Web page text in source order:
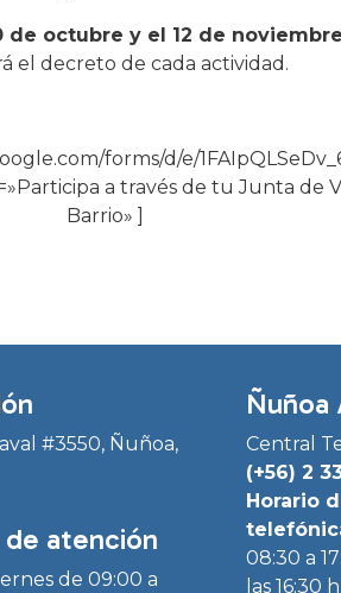
octubre y el 12 de
el decreto de cada actividad.
forms/d/e/
a través de tu Junta de
Barrio» ]
#3550, Ñuñoa,
de atención
de 09:00 a
Ñuñoa
Central
(+56) 2
Horario
08:30 a
las 16:30